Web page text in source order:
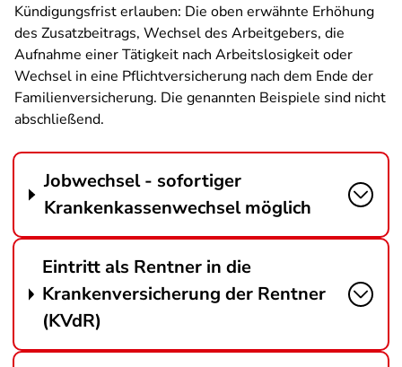
Kündigungsfrist erlauben: Die oben erwähnte Erhöhung
des Zusatzbeitrags, Wechsel des Arbeitgebers, die
Aufnahme einer Tätigkeit nach Arbeitslosigkeit oder
Wechsel in eine Pflichtversicherung nach dem Ende der
Familienversicherung. Die genannten Beispiele sind nicht
abschließend.
Jobwechsel - sofortiger
Krankenkassenwechsel möglich
Eintritt als Rentner in die
Krankenversicherung der Rentner
(KVdR)